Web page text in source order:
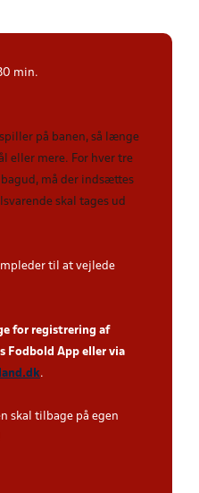
min.
på banen, så længe
eller mere. For hver tre
må der indsættes
skal tages ud
til at vejlede
for registrering af
Fodbold App eller via
.
skal tilbage på egen